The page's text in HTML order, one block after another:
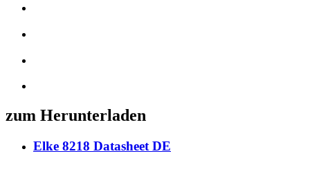
zum Herunterladen
Elke 8218 Datasheet DE